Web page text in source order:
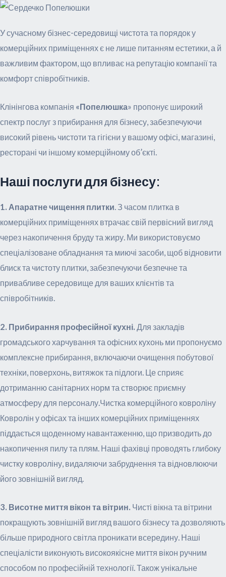
У сучасному бізнес-середовищі чистота та порядок у
комерційних приміщеннях є не лише питанням естетики, а й
важливим фактором, що впливає на репутацію компанії та
комфорт співробітників.
Клінінгова компанія «Попелюшка» пропонує широкий
спектр послуг з прибирання для бізнесу, забезпечуючи
високий рівень чистоти та гігієни у вашому офісі, магазині,
ресторані чи іншому комерційному об’єкті.
Наші послуги для бізнесу:
1. Апаратне чищення плитки. З часом плитка в
комерційних приміщеннях втрачає свій первісний вигляд
через накопичення бруду та жиру. Ми використовуємо
спеціалізоване обладнання та миючі засоби, щоб відновити
блиск та чистоту плитки, забезпечуючи безпечне та
привабливе середовище для ваших клієнтів та
співробітників.
2. Прибирання професійної кухні. Для закладів
громадського харчування та офісних кухонь ми пропонуємо
комплексне прибирання, включаючи очищення побутової
техніки, поверхонь, витяжок та підлоги. Це сприяє
дотриманню санітарних норм та створює приємну
атмосферу для персоналу.Чистка комерційного ковроліну
Ковролін у офісах та інших комерційних приміщеннях
піддається щоденному навантаженню, що призводить до
накопичення пилу та плям. Наші фахівці проводять глибоку
чистку ковроліну, видаляючи забруднення та відновлюючи
його зовнішній вигляд.
3. Висотне миття вікон та вітрин. Чисті вікна та вітрини
покращують зовнішній вигляд вашого бізнесу та дозволяють
більше природного світла проникати всередину. Наші
спеціалісти виконують високоякісне миття вікон ручним
способом по професійній технології. Також унікальне